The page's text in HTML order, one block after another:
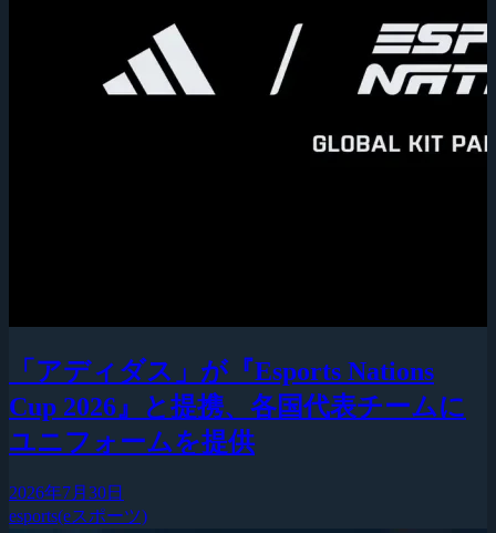
「アディダス」が『Esports Nations
Cup 2026』と提携、各国代表チームに
ユニフォームを提供
2026年7月30日
esports(eスポーツ)